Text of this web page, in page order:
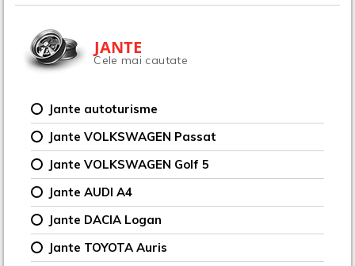
JANTE
Cele mai cautate
Jante autoturisme
Jante VOLKSWAGEN Passat
Jante VOLKSWAGEN Golf 5
Jante AUDI A4
Jante DACIA Logan
Jante TOYOTA Auris